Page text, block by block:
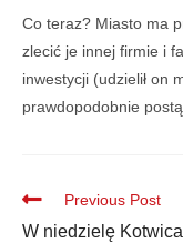
Co teraz? Miasto ma
zlecić je innej firmie i
inwestycji (udzielił on
prawdopodobnie
Previous Post
W niedzielę